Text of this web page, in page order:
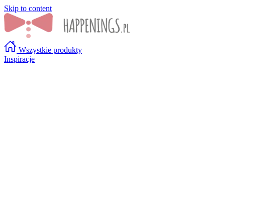
Skip to content
Wszystkie produkty
Inspiracje